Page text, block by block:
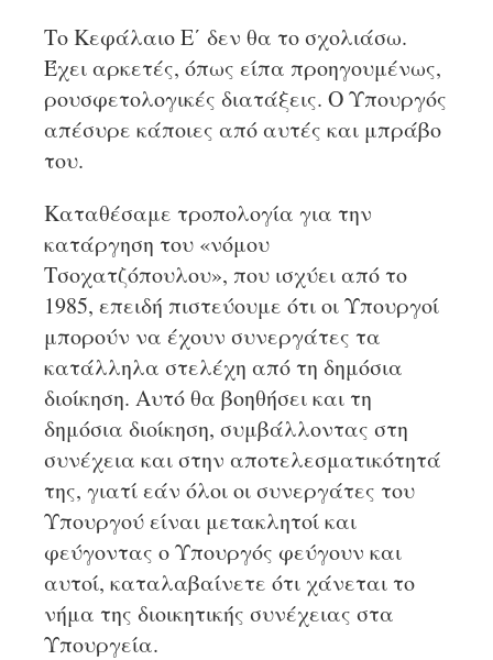
Το Κεφάλαιο Ε΄ δεν θα το σχολιάσω.
Έχει αρκετές, όπως είπα προηγουμένως,
ρουσφετολογικές διατάξεις. Ο Υπουργός
απέσυρε κάποιες από αυτές και μπράβο
του.
Καταθέσαμε τροπολογία για την
κατάργηση του «νόμου
Τσοχατζόπουλου», που ισχύει από το
1985, επειδή πιστεύουμε ότι οι Υπουργοί
μπορούν να έχουν συνεργάτες τα
κατάλληλα στελέχη από τη δημόσια
διοίκηση. Αυτό θα βοηθήσει και τη
δημόσια διοίκηση, συμβάλλοντας στη
συνέχεια και στην αποτελεσματικότητά
της, γιατί εάν όλοι οι συνεργάτες του
Υπουργού είναι μετακλητοί και
φεύγοντας ο Υπουργός φεύγουν και
αυτοί, καταλαβαίνετε ότι χάνεται το
νήμα της διοικητικής συνέχειας στα
Υπουργεία.